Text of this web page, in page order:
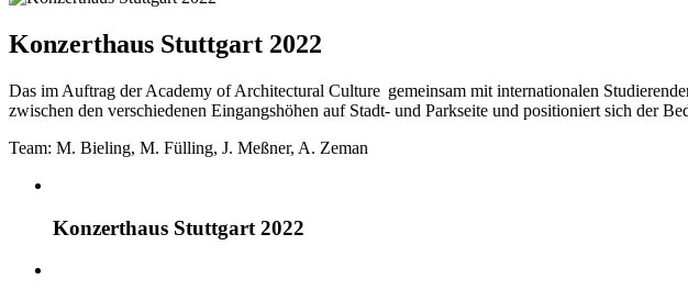
Konzerthaus Stuttgart 2022
Das im Auftrag der Academy of Architectural Culture gemeinsam mit internationalen
zwischen den verschiedenen Eingangshöhen auf Stadt- und Parkseite und positioniert sich der
Team: M. Bieling, M. Fülling, J. Meßner, A. Zeman
Konzerthaus Stuttgart 2022